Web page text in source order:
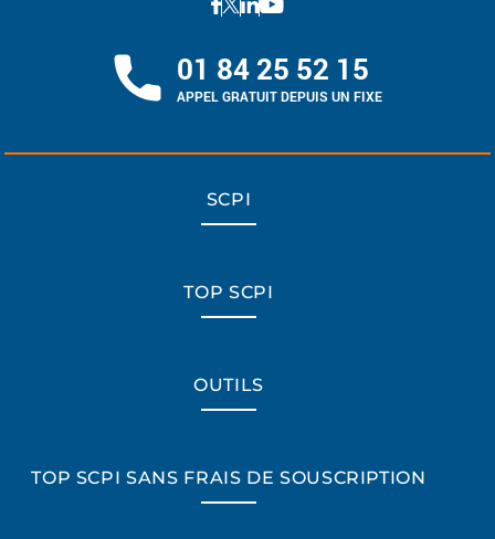
01 84 25 52 15
APPEL GRATUIT DEPUIS UN FIXE
SCPI
TOP SCPI
OUTILS
TOP SCPI SANS FRAIS DE SOUSCRIPTION